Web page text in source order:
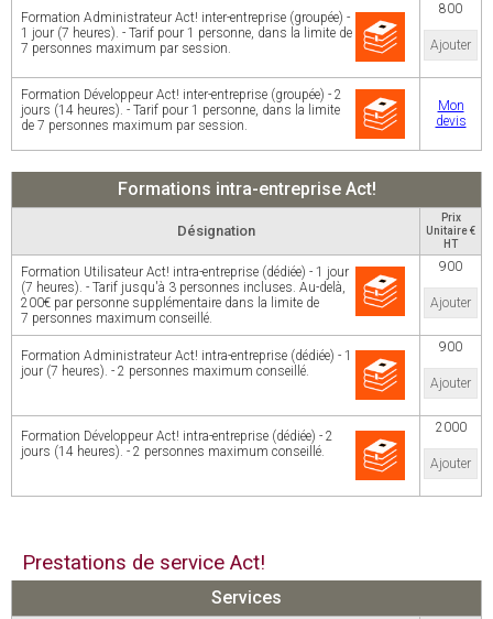
Formation Administrateur Act! inter-entreprise (groupée) -
1 jour (7 heures). - Tarif pour 1 personne, dans la limite de
7 personnes maximum par session.
800
Ajouter
Formation Développeur Act! inter-entreprise (groupée) - 2
jours (14 heures). - Tarif pour 1 personne, dans la limite
de 7 personnes maximum par session.
Mon
devis
Formations intra-entreprise Act!
Désignation
Prix
Unitaire €
HT
Formation Utilisateur Act! intra-entreprise (dédiée) - 1 jour
(7 heures). - Tarif jusqu'à 3 personnes incluses. Au-delà,
200€ par personne supplémentaire dans la limite de
7 personnes maximum conseillé.
900
Ajouter
Formation Administrateur Act! intra-entreprise (dédiée) - 1
jour (7 heures). - 2 personnes maximum conseillé.
900
Ajouter
Formation Développeur Act! intra-entreprise (dédiée) - 2
jours (14 heures). - 2 personnes maximum conseillé.
2000
Ajouter
Prestations de service Act!
Services